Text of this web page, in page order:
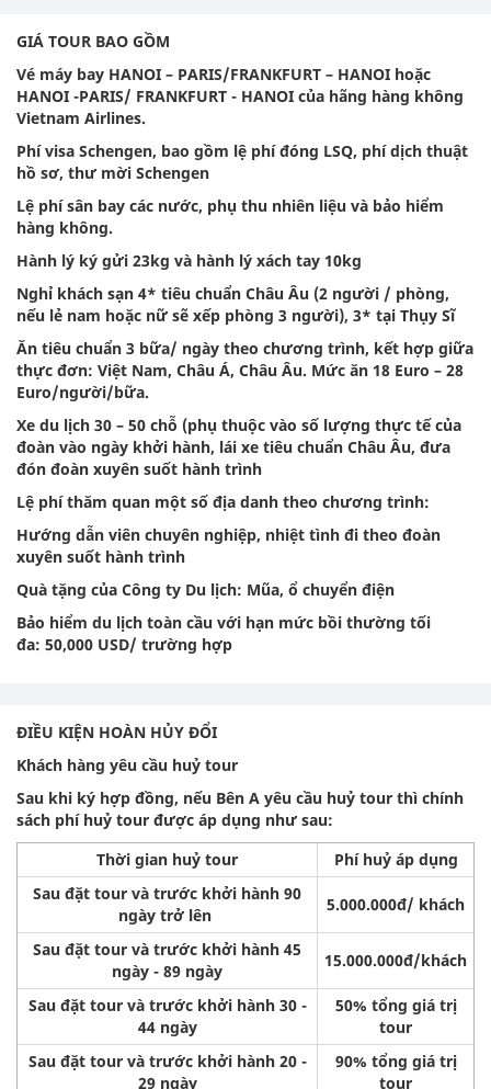
GIÁ TOUR BAO GỒM
Vé máy bay HANOI – PARIS/FRANKFURT – HANOI hoặc
HANOI -PARIS/ FRANKFURT - HANOI của hãng hàng không
Vietnam Airlines.
Phí visa Schengen, bao gồm lệ phí đóng LSQ, phí dịch thuật
hồ sơ, thư mời Schengen
Lệ phí sân bay các nước, phụ thu nhiên liệu và bảo hiểm
hàng không.
Hành lý ký gửi 23kg và hành lý xách tay 10kg
Nghỉ khách sạn 4* tiêu chuẩn Châu Âu (2 người / phòng,
nếu lẻ nam hoặc nữ sẽ xếp phòng 3 người), 3* tại Thụy Sĩ
Ăn tiêu chuẩn 3 bữa/ ngày theo chương trình, kết hợp giữa
thực đơn: Việt Nam, Châu Á, Châu Âu. Mức ăn 18 Euro – 28
Euro/người/bữa.
Xe du lịch 30 – 50 chỗ (phụ thuộc vào số lượng thực tế của
đoàn vào ngày khởi hành, lái xe tiêu chuẩn Châu Âu, đưa
đón đoàn xuyên suốt hành trình
Lệ phí thăm quan một số địa danh theo chương trình:
Hướng dẫn viên chuyên nghiệp, nhiệt tình đi theo đoàn
xuyên suốt hành trình
Quà tặng của Công ty Du lịch: Mũa, ổ chuyển điện
Bảo hiểm du lịch toàn cầu với hạn mức bồi thường tối
đa: 50,000 USD/ trường hợp
ĐIỀU KIỆN HOÀN HỦY ĐỔI
Khách hàng yêu cầu huỷ tour
Sau khi ký hợp đồng, nếu Bên A yêu cầu huỷ tour thì chính
sách phí huỷ tour được áp dụng như sau:
Thời gian huỷ tour
Phí huỷ áp dụng
Sau đặt tour và trước khởi hành 90
ngày trở lên
5.000.000đ/ khách
Sau đặt tour và trước khởi hành 45
ngày - 89 ngày
15.000.000đ/khách
Sau đặt tour và trước khởi hành 30 -
44 ngày
50% tổng giá trị
tour
Sau đặt tour và trước khởi hành 20 -
29 ngày
90% tổng giá trị
tour